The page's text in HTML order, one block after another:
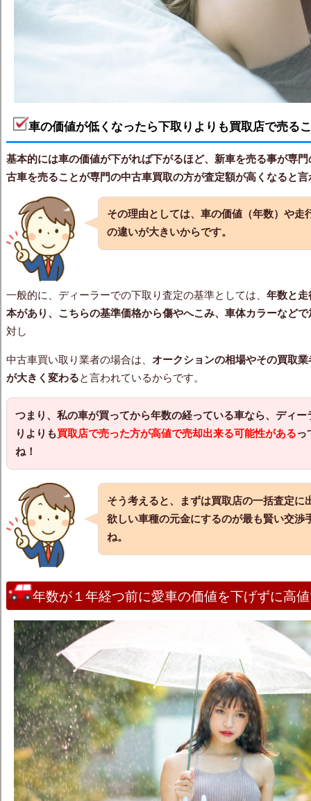
車の価値が低くなったら下取りよりも買取店で売る
基本的には車の価値が下がれば下がるほど、新車を売る事が専
古車を売ることが専門の中古車買取の方が査定額が高くなると
その理由としては、車の価値（年数）や走
の違いが大きいからです。
一般的に、ディーラーでの下取り査定の基準としては、 年数と走
本があり、こちらの基準価格から傷やへこみ、車体カラーなど
対し
中古車買い取り業者の場合は、 オークションの相場やその買取
が大きく変わると言われているからです。
つまり、私の車が買ってから年数の経っている車なら、ディー
りよりも買取店で売った方が高値で売却出来る可能性があるっ
ね！
そう考えると、まずは買取店の一括査定に
欲しい車種の元金にするのが最も賢い交渉
ね。
年数が１年経つ前に愛車の価値を下げずに高